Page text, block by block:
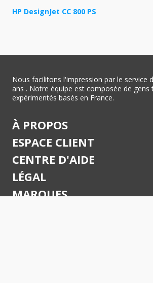
HP DesignJet CC 800 PS
Nous facilitons l'impression par le service
ans . Notre équipe est composée de gens
expérimentés basés en France.
À PROPOS
ESPACE CLIENT
CENTRE D'AIDE
LÉGAL
MARQUES